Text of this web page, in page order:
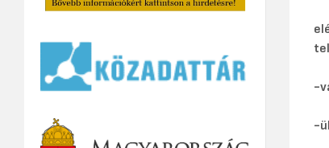
-
-